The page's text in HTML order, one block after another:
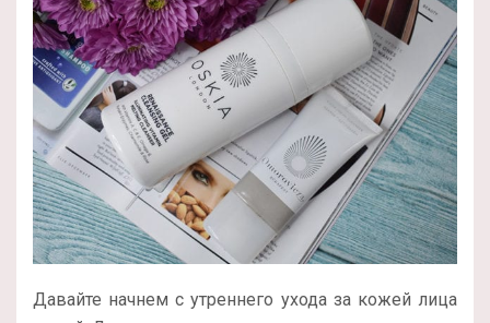
Давайте начнем с утреннего ухода за кожей лица